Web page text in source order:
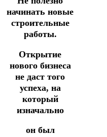
начинать новые
строительные
работы.
Открытие
нового бизнеса
не даст того
успеха, на
который
изначально
он был